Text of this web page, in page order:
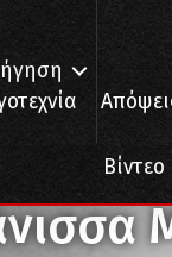
Βίντεο